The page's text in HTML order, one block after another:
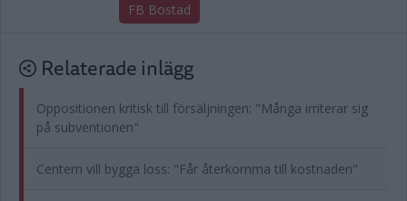
FB Bostad
Relaterade inlägg
Oppositionen kritisk till försäljningen: "Många irriterar sig
på subventionen"
Centern vill bygga loss: "Får återkomma till kostnaden"